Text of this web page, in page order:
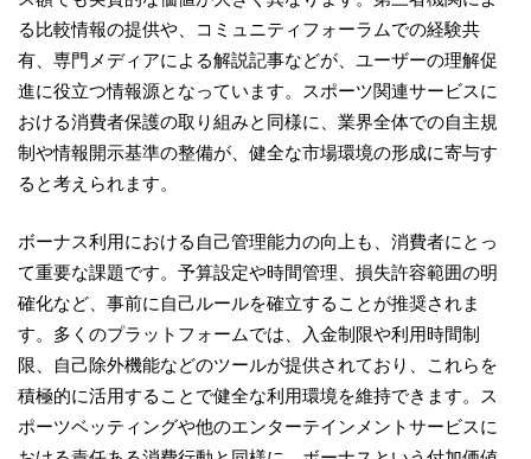
る比較情報の提供や、コミュニティフォーラムでの経験共
有、専門メディアによる解説記事などが、ユーザーの理解促
進に役立つ情報源となっています。スポーツ関連サービスに
おける消費者保護の取り組みと同様に、業界全体での自主規
制や情報開示基準の整備が、健全な市場環境の形成に寄与す
ると考えられます。
ボーナス利用における自己管理能力の向上も、消費者にとっ
て重要な課題です。予算設定や時間管理、損失許容範囲の明
確化など、事前に自己ルールを確立することが推奨されま
す。多くのプラットフォームでは、入金制限や利用時間制
限、自己除外機能などのツールが提供されており、これらを
積極的に活用することで健全な利用環境を維持できます。ス
ポーツベッティングや他のエンターテインメントサービスに